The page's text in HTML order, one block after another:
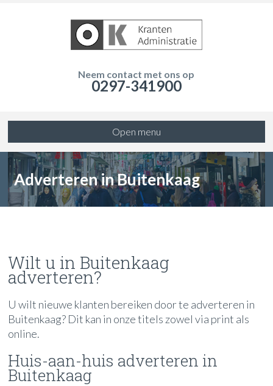
Neem contact met ons op
0297-341900
Open menu
Adverteren in Buitenkaag
Wilt u in Buitenkaag
adverteren?
U wilt nieuwe klanten bereiken door te adverteren in
Buitenkaag? Dit kan in onze titels zowel via print als
online.
Huis-aan-huis adverteren in
Buitenkaag